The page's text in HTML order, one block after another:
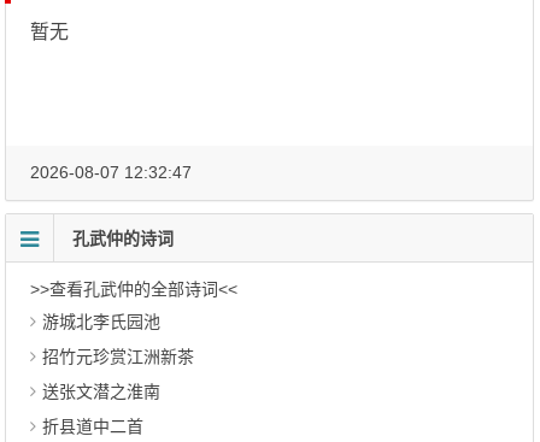
暂无
2026-08-07 12:32:47
孔武仲的诗词
>>查看孔武仲的全部诗词<<
游城北李氏园池
招竹元珍赏江洲新茶
送张文潜之淮南
折县道中二首